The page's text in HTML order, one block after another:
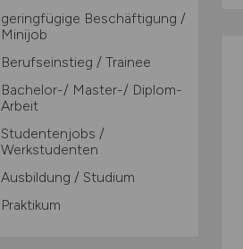
geringfügige Beschäftigung /
Minijob
Berufseinstieg / Trainee
Bachelor-/ Master-/ Diplom-
Arbeit
Studentenjobs /
Werkstudenten
Ausbildung / Studium
Praktikum